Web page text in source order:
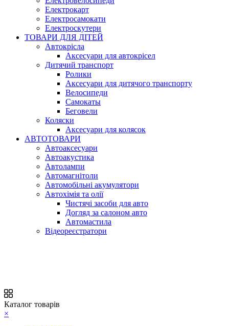
Електрокарт
Електросамокати
Електроскутери
ТОВАРИ ДЛЯ ДІТЕЙ
Автокрісла
Аксесуари для автокрісел
Дитячий транспорт
Ролики
Аксесуари для дитячого транспорту
Велосипеди
Самокаты
Беговели
Коляски
Аксесуари для колясок
АВТОТОВАРИ
Автоаксесуари
Автоакустика
Автолампи
Автомагнітоли
Автомобільні акумулятори
Автохімія та олії
Чистячі засоби для авто
Догляд за салоном авто
Автомастила
Відеореєстратори
Каталог товарів
×